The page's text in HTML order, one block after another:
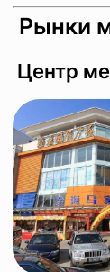
Рынки
Центр